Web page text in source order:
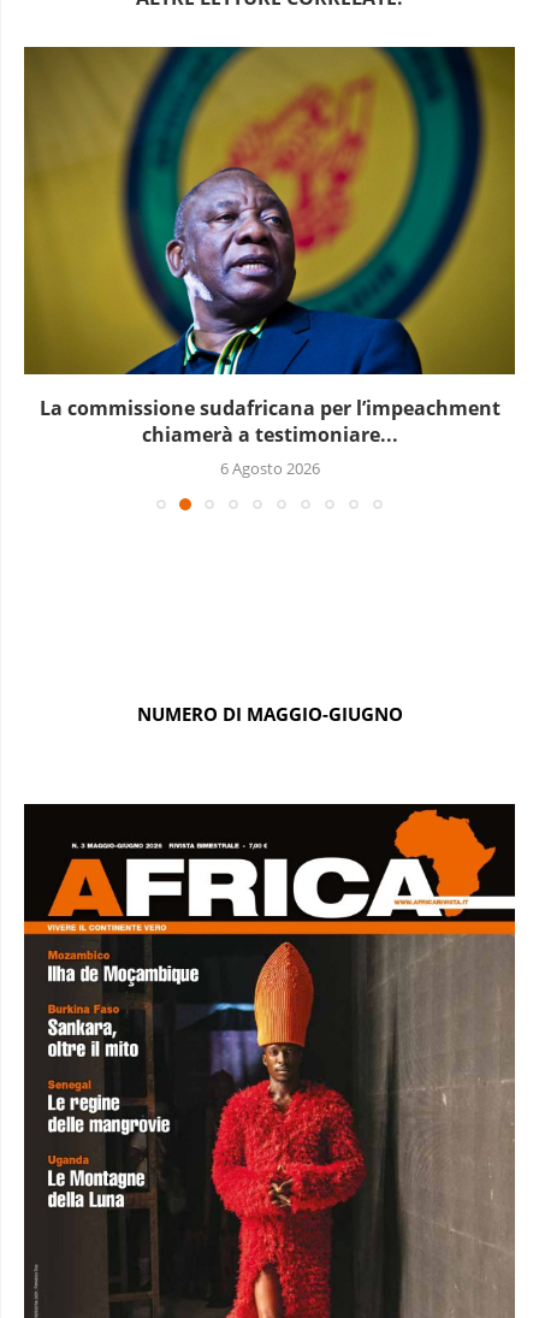
La commissione sudafricana per l’impeachment
chiamerà a testimoniare...
6 Agosto 2026
NUMERO DI MAGGIO-GIUGNO